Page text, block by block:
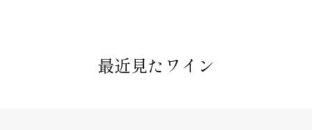
最近見たワイン